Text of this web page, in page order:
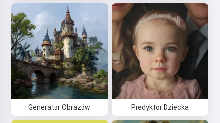
Generator Obrazów Predyktor Dziecka